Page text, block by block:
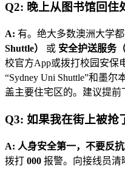
Q2: 晚上从图书馆回住
A: 有。绝大多数澳洲大学
Shuttle）
或 安全护送服务
校官方App或拨打校园安保
“Sydney Uni Shuttle”和墨尔
盖主要住宅区的。建议提前
Q3: 如果我在街上被抢
A: 人身安全第一，不要反抗
拨打 000 报警。向接线员清